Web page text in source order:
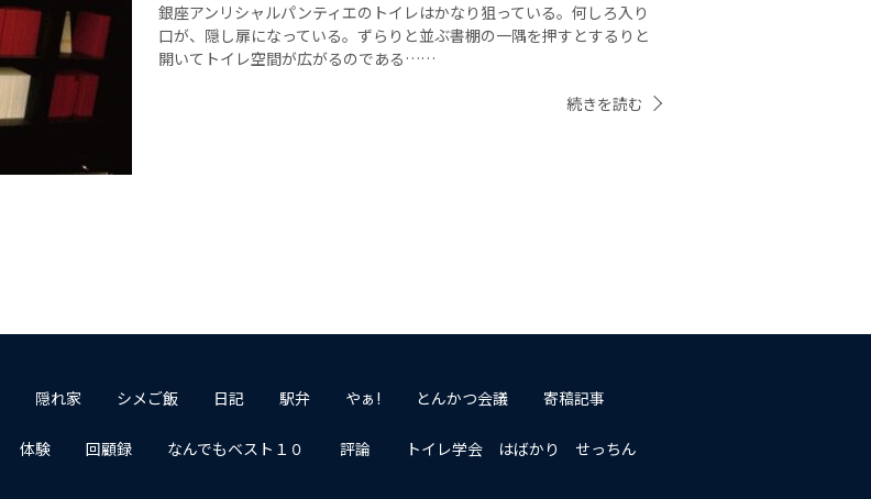
銀座アンリシャルパンティエのトイレはかなり狙っている。何しろ入り
口が、隠し扉になっている。ずらりと並ぶ書棚の一隅を押すとするりと
開いてトイレ空間が広がるのである……
続きを読む
隠れ家 シメご飯 日記 駅弁 やぁ! とんかつ会議 寄稿記事
体験 回顧録 なんでもベスト１０ 評論 トイレ学会 はばかり せっちん